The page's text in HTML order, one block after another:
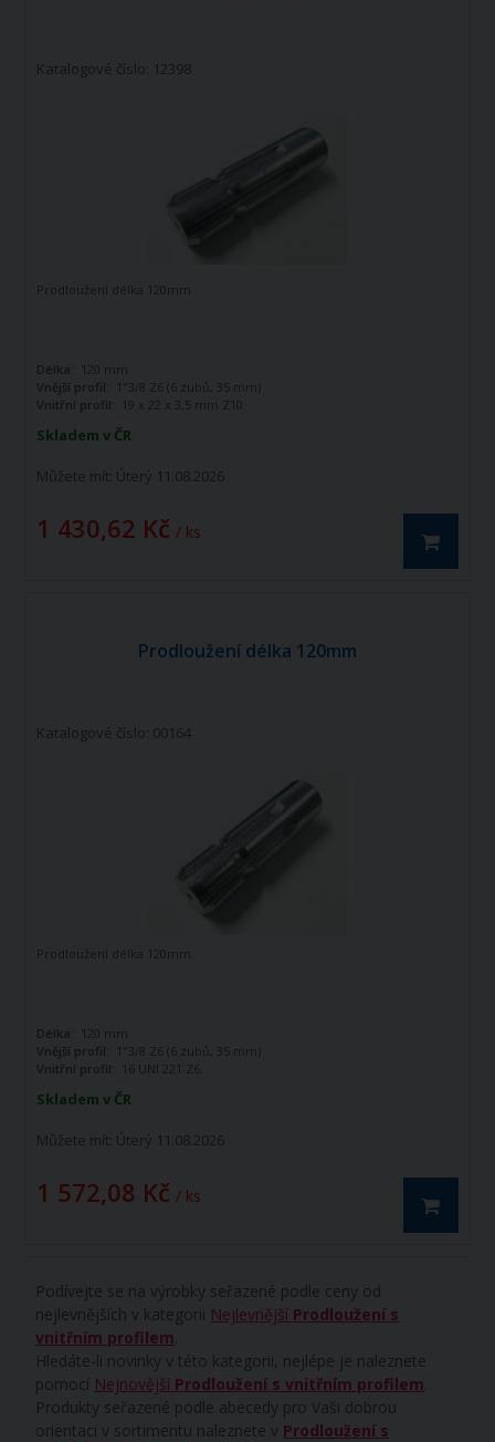
Katalogové číslo: 12398
Skladem v ČR
Můžete mít: Úterý 11.08.2026
1 430,62 Kč / ks
Prodloužení délka 120mm
Délka:
120 mm
Vnější profil:
1"3/8 Z6 (6 zubů, 35 mm)
Vnitřní profil:
19 x 22 x 3,5 mm Z10
Prodloužení délka 120mm
Katalogové číslo: 00164
Skladem v ČR
Můžete mít: Úterý 11.08.2026
1 572,08 Kč / ks
Prodloužení délka 120mm.
Délka:
120 mm
Vnější profil:
1"3/8 Z6 (6 zubů, 35 mm)
Vnitřní profil:
16 UNI 221 Z6,
Podívejte se na výrobky seřazené podle ceny od
nejlevnějších v kategorii Nejlevnější Prodloužení s
vnitřním profilem
Hledáte-li novinky v této kategorii, nejlépe je naleznete
pomocí Nejnovější Prodloužení s vnitřním profilem
Produkty seřazené podle abecedy pro Vaši dobrou
orientaci v sortimentu naleznete v Prodloužení s